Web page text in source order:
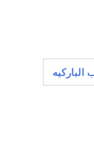
الباركيه